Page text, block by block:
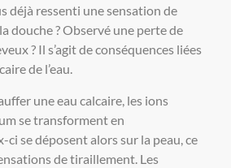
déjà ressenti une sensation de
douche ? Observé une perte de
? Il s’agit de conséquences liées
de l’eau.
une eau calcaire, les ions
se transforment en
ci se déposent alors sur la peau, ce
de tiraillement. Les